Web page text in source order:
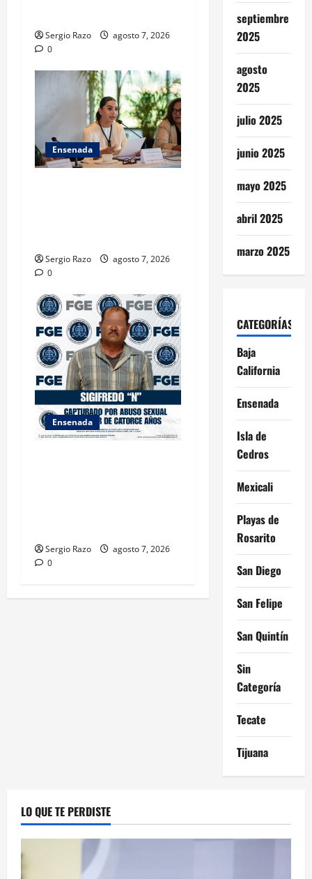
Sergio Razo
agosto 7, 2026
0
Ensenada
Sergio Razo
agosto 7, 2026
0
Ensenada
Sergio Razo
agosto 7, 2026
0
septiembre
2025
agosto
2025
julio 2025
junio 2025
mayo 2025
abril 2025
marzo 2025
CATEGORÍAS
Baja
California
Ensenada
Isla de
Cedros
Mexicali
Playas de
Rosarito
San Diego
San Felipe
San Quintín
Sin
Categoría
Tecate
Tijuana
LO QUE TE PERDISTE